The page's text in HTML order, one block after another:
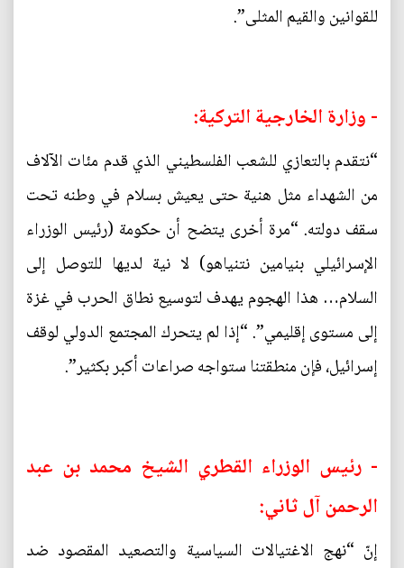
للقوانين والقيم المثلى”.
- وزارة الخارجية التركية:
“نتقدم بالتعازي للشعب الفلسطيني الذي قدم مئات الآلاف
من الشهداء مثل هنية حتى يعيش بسلام في وطنه تحت
سقف دولته. “مرة أخرى يتضح أن حكومة (رئيس الوزراء
الإسرائيلي بنيامين نتنياهو) لا نية لديها للتوصل إلى
السلام… هذا الهجوم يهدف لتوسيع نطاق الحرب في غزة
إلى مستوى إقليمي”. “إذا لم يتحرك المجتمع الدولي لوقف
إسرائيل، فإن منطقتنا ستواجه صراعات أكبر بكثير”.
- رئيس الوزراء القطري الشيخ محمد بن عبد
الرحمن آل ثاني:
إنّ “نهج الاغتيالات السياسية والتصعيد المقصود ضد